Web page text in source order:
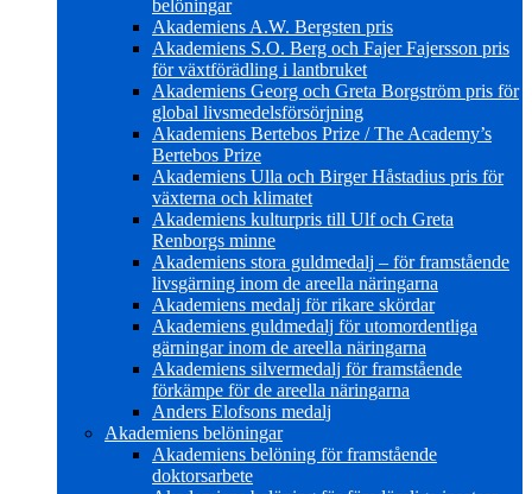
belöningar
Akademiens A.W. Bergsten pris
Akademiens S.O. Berg och Fajer Fajersson pris
för växtförädling i lantbruket
Akademiens Georg och Greta Borgström pris för
global livsmedelsförsörjning
Akademiens Bertebos Prize / The Academy’s
Bertebos Prize
Akademiens Ulla och Birger Håstadius pris för
växterna och klimatet
Akademiens kulturpris till Ulf och Greta
Renborgs minne
Akademiens stora guldmedalj – för framstående
livsgärning inom de areella näringarna
Akademiens medalj för rikare skördar
Akademiens guldmedalj för utomordentliga
gärningar inom de areella näringarna
Akademiens silvermedalj för framstående
förkämpe för de areella näringarna
Anders Elofsons medalj
Akademiens belöningar
Akademiens belöning för framstående
doktorsarbete